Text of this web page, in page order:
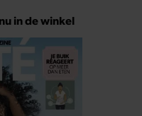
in de winkel